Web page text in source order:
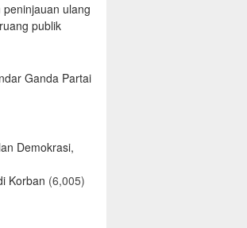
ulang
publik
Ganda Partai
Demokrasi,
Korban (6,005)